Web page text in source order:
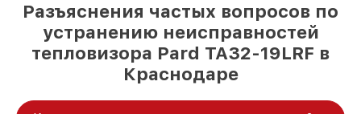
Разъяснения частых вопросов по
устранению неисправностей
тепловизора Pard TA32-19LRF в
Краснодаре